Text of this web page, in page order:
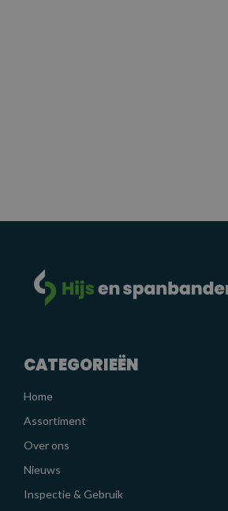
CATEGORIEËN
Home
Assortiment
Over ons
Nieuws
Inspectie & Gebruik